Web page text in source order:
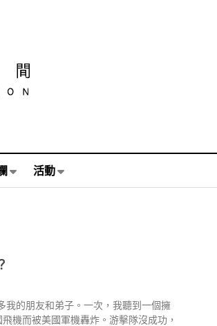
活動
我的朋友和弟子。一次，我聽到一個擁
機而被美國軍機轟炸。游擊隊沒成功，